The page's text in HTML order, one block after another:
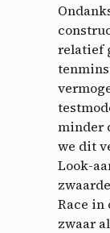
relatief
minder
we dit
Look-
Race in
zwaar